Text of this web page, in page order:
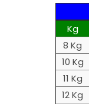
Kg
8 Kg
10 Kg
11 Kg
12 Kg